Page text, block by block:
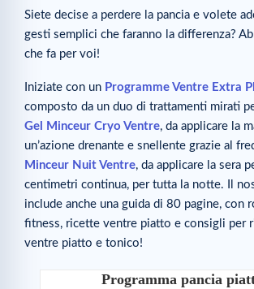
Siete decise a perdere la pancia e volete
gesti semplici che faranno la differenza?
che fa per voi!
Iniziate con un Programme Ventre Extra
composto da un duo di trattamenti mirati
Gel Minceur Cryo Ventre, da applicare la
un’azione drenante e snellente grazie al
Minceur Nuit Ventre, da applicare la sera
centimetri continua, per tutta la notte. Il
include anche una guida di 80 pagine, con
fitness, ricette ventre piatto e consigli per
ventre piatto e tonico!
Programma pancia